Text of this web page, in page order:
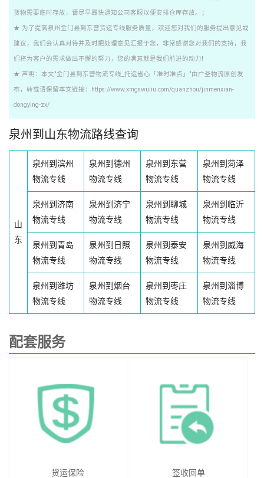
货物需要临时存放，请尽早最快通知公司客服以便安排仓库存放。；
★ 为了提高泉州金门县到东营货运专线服务质量，欢迎您对我们的服务提出意见或
建议，我们会认真对待并及时把处理意见汇报于您，非常感谢您对我们的支持，我
们将为客户的需求做出不懈的努力，您的满意就是我们前进的动力!
★ 声明：本文"金门县到东营物流专线_托运省心「准时准点」"由广圣物流原创发
布，转载请保留本文链接：https://www.xmgswuliu.com/quanzhou/jinmenxian-
dongying-zx/
泉州到山东物流路线查询
山
东
泉州到滨州
物流专线
泉州到德州
物流专线
泉州到东营
物流专线
泉州到菏泽
物流专线
泉州到济南
物流专线
泉州到济宁
物流专线
泉州到聊城
物流专线
泉州到临沂
物流专线
泉州到青岛
物流专线
泉州到日照
物流专线
泉州到泰安
物流专线
泉州到威海
物流专线
泉州到潍坊
物流专线
泉州到烟台
物流专线
泉州到枣庄
物流专线
泉州到淄博
物流专线
配套服务
货运保险 签收回单